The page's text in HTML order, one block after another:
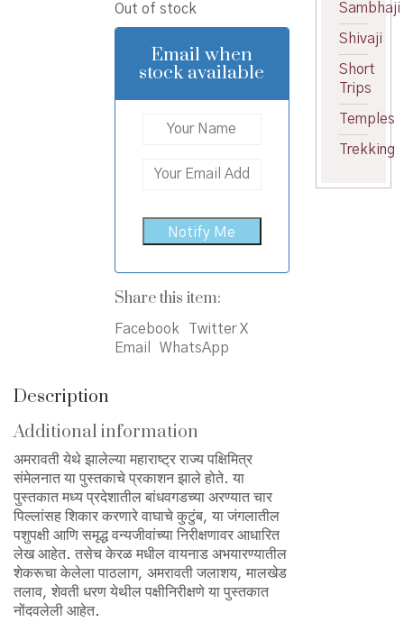
was:
₹140.00.
is:
₹130.00.
Out of stock
Email when
stock available
Share this item:
Facebook
Twitter X
Email
WhatsApp
Description
Additional information
अमरावती येथे झालेल्या महाराष्ट्र राज्य पक्षिमित्र
संमेलनात या पुस्तकाचे प्रकाशन झाले होते. या
पुस्तकात मध्य प्रदेशातील बांधवगडच्या अरण्यात चार
पिल्लांसह शिकार करणारे वाघाचे कुटुंब, या जंगलातील
पशुपक्षी आणि समृद्ध वन्यजीवांच्या निरीक्षणावर आधारित
लेख आहेत. तसेच केरळ मधील वायनाड अभयारण्यातील
शेकरूचा केलेला पाठलाग, अमरावती जलाशय, मालखेड
तलाव, शेवती धरण येथील पक्षीनिरीक्षणे या पुस्तकात
नोंदवलेली आहेत.
Sambhaji
Shivaji
Short
Trips
Temples
Trekking